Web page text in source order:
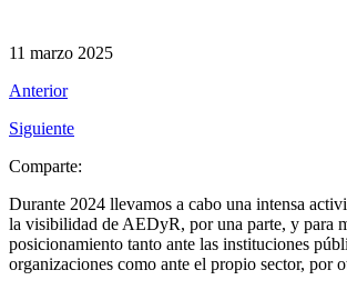
11 marzo 2025
Anterior
Siguiente
Comparte:
Durante 2024 llevamos a cabo una intensa
la visibilidad de AEDyR, por una parte, y para
posicionamiento tanto ante las instituciones
organizaciones como ante el propio sector, por